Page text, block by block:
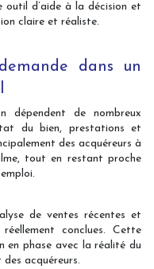
outil d’aide à la décision et
claire et réaliste.
dans un
dépendent de nombreux
du bien, prestations et
des acquéreurs à
tout en restant proche
de ventes récentes et
conclues. Cette
en phase avec la réalité du
acquéreurs.